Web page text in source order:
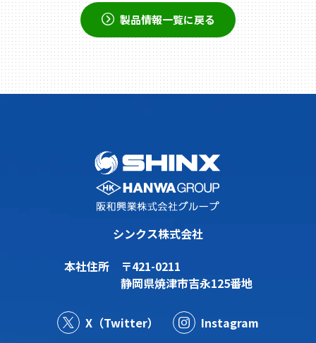
製品情報一覧に戻る
シンクス株式会社
本社住所
〒421-0211
静岡県焼津市吉永125番地
X（Twitter） Instagram